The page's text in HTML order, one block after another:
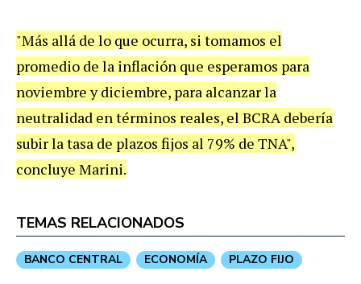
"Más allá de lo que ocurra, si tomamos el
promedio de la inflación que esperamos para
noviembre y diciembre, para alcanzar la
neutralidad en términos reales, el BCRA debería
subir la tasa de plazos fijos al 79% de TNA",
concluye Marini.
TEMAS RELACIONADOS
BANCO CENTRAL ECONOMÍA PLAZO FIJO